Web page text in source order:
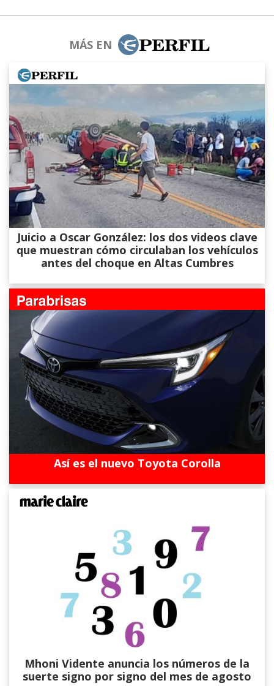
MÁS EN
Juicio a Oscar González: los dos videos clave
que muestran cómo circulaban los vehículos
antes del choque en Altas Cumbres
Así es el nuevo Toyota Corolla
Mhoni Vidente anuncia los números de la
suerte signo por signo del mes de agosto